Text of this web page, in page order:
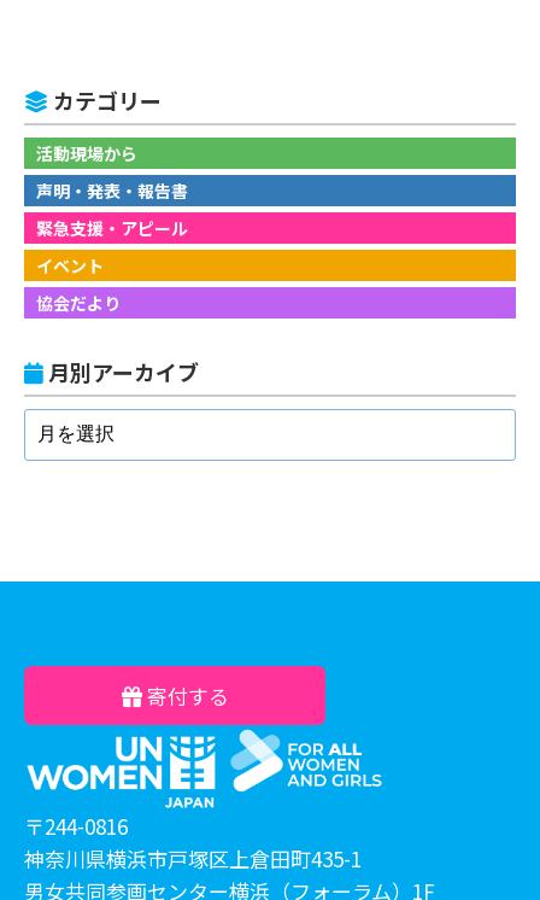
カテゴリー
活動現場から
声明・発表・報告書
緊急支援・アピール
イベント
協会だより
月別アーカイブ
寄付する
〒244-0816
神奈川県横浜市戸塚区上倉田町435-1
男女共同参画センター横浜（フォーラム）1F